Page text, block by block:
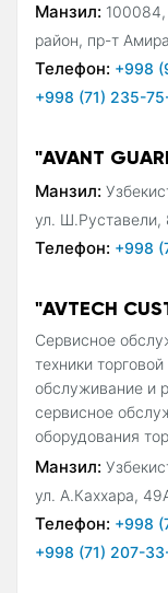
Манзил:
район, пр-т
Телефон: +998
+998 (71) 235-
"AVANT
Манзил:
ул. Ш.Руставели,
Телефон: +998
"AVTECH
Сервисное
техники
обслуживание и
сервисное
оборудования
Манзил:
ул. А.Каххара,
Телефон: +998
+998 (71) 207-